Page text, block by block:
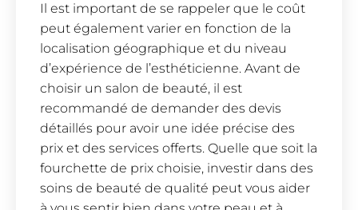
Il est important de se rappeler que le coût
peut également varier en fonction de la
localisation géographique et du niveau
d’expérience de l’esthéticienne. Avant de
choisir un salon de beauté, il est
recommandé de demander des devis
détaillés pour avoir une idée précise des
prix et des services offerts. Quelle que soit la
fourchette de prix choisie, investir dans des
soins de beauté de qualité peut vous aider